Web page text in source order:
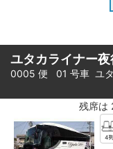
ユタカライナー夜
0005 便 01 号車 ユ
残席は